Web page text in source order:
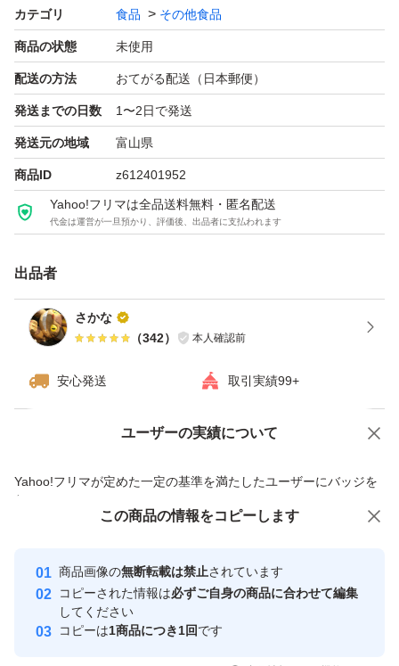
パウダーは時間の経過とともに沈殿します。
・警告
直射日光を避け、涼しく乾燥した場所に保管して
ください。
1日の摂取目安量を守ってください。
本品はバランスの取れた食事の代わりとして使用
するものではありません。
海外製品のため、袋にスレやチャックの不具合がある場合
がございます。
値下げ×
カテゴリ 食品 その他食品
商品の状態 未使用
配送の方法 おてがる配送（日本郵便）
発送までの日数 1〜2日で発送
発送元の地域 富山県
商品ID z612401952
Yahoo!フリマは全品送料無料・匿名配送
代金は運営が一旦預かり、評価後、出品者に支払われます
出品者
さかな
（342） 本人確認前
安心発送 取引実績99+
ユーザーの実績について
Yahoo!フリマが定めた一定の基準を満たしたユーザーにバッジを
付与しています
安心取引出品者
心・安全なユーザーです
取引実績
引を完了させた実績があります
価格の相談 商品への質問
この商品の情報をコピーします
商品画像の無断転載は禁止されています
コピーされた情報は必ずご自身の商品に合わせて編集
してください
コピーは1商品につき1回です
この商品をみている人にオススメ